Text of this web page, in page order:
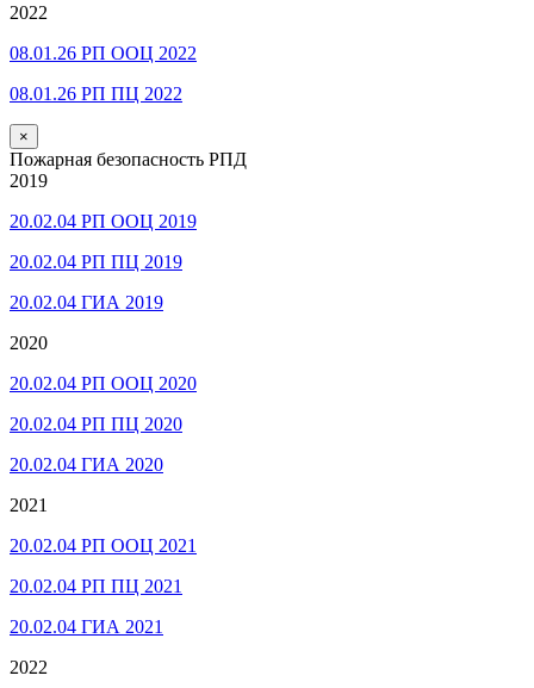
2022
08.01.26 РП ООЦ 2022
08.01.26 РП ПЦ 2022
×
Пожарная безопасность РПД
2019
20.02.04 РП ООЦ 2019
20.02.04 РП ПЦ 2019
20.02.04 ГИА 2019
2020
20.02.04 РП ООЦ 2020
20.02.04 РП ПЦ 2020
20.02.04 ГИА 2020
2021
20.02.04 РП ООЦ 2021
20.02.04 РП ПЦ 2021
20.02.04 ГИА 2021
2022